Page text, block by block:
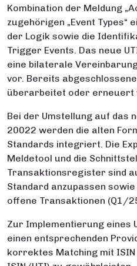
Kombination der Meldung
zugehörigen „Event Types“
der Logik sowie die
Trigger Events. Das neue
eine bilaterale
vor. Bereits
überarbeitet oder erneuert
Bei der Umstellung auf das
20022 werden die alten
Standards integriert. Die
Meldetool und die
Transaktionsregister sind
Standard anzupassen
offene Transaktionen (Q1/
Zur Implementierung eines
einen entsprechenden
korrektes Matching mit ISIN